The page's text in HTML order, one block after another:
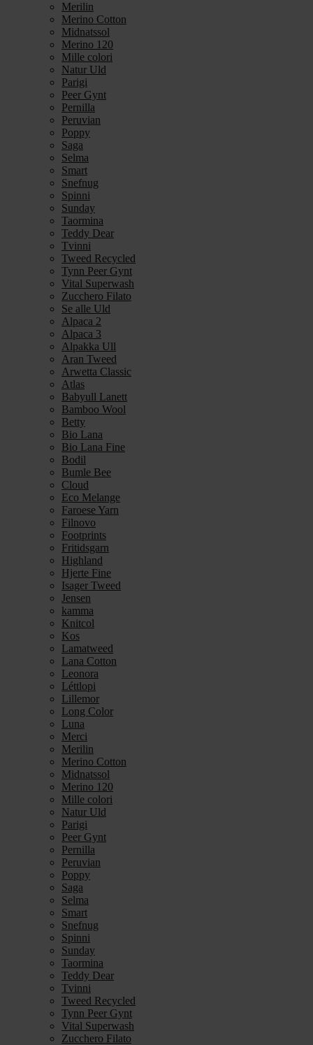
Merilin
Merino Cotton
Midnatssol
Merino 120
Mille colori
Natur Uld
Parigi
Peer Gynt
Pernilla
Peruvian
Poppy
Saga
Selma
Smart
Snefnug
Spinni
Sunday
Taormina
Teddy Dear
Tvinni
Tweed Recycled
Tynn Peer Gynt
Vital Superwash
Zucchero Filato
Se alle Uld
Alpaca 2
Alpaca 3
Alpakka Ull
Aran Tweed
Arwetta Classic
Atlas
Babyull Lanett
Bamboo Wool
Betty
Bio Lana
Bio Lana Fine
Bodil
Bumle Bee
Cloud
Eco Melange
Faroese Yarn
Filnovo
Footprints
Fritidsgarn
Highland
Hjerte Fine
Isager Tweed
Jensen
kamma
Knitcol
Kos
Lamatweed
Lana Cotton
Leonora
Léttlopi
Lillemor
Long Color
Luna
Merci
Merilin
Merino Cotton
Midnatssol
Merino 120
Mille colori
Natur Uld
Parigi
Peer Gynt
Pernilla
Peruvian
Poppy
Saga
Selma
Smart
Snefnug
Spinni
Sunday
Taormina
Teddy Dear
Tvinni
Tweed Recycled
Tynn Peer Gynt
Vital Superwash
Zucchero Filato